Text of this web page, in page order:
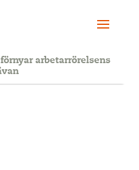
arbetarrörelsens